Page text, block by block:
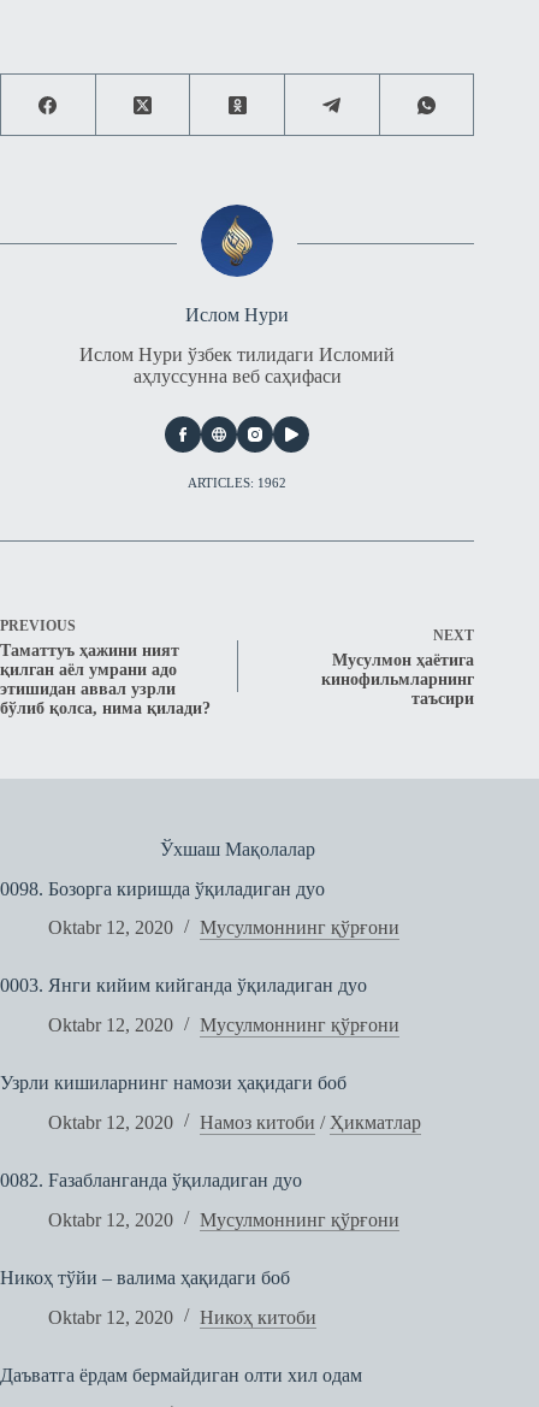
Ислом Нури
Ислом Нури ўзбек тилидаги Исломий
аҳлуссунна веб саҳифаси
ARTICLES: 1962
PREVIOUS
Таматтуъ ҳажини ният
қилган аёл умрани адо
этишидан аввал узрли
бўлиб қолса, нима қилади?
NEXT
Мусулмон ҳаётига
кинофильмларнинг
таъсири
Ўхшаш Мақолалар
0098. Бозорга киришда ўқиладиган дуо
Oktabr 12, 2020
Мусулмоннинг қўрғони
0003. Янги кийим кийганда ўқиладиган дуо
Oktabr 12, 2020
Мусулмоннинг қўрғони
Узрли кишиларнинг намози ҳақидаги боб
Oktabr 12, 2020
Намоз китоби / Ҳикматлар
0082. Fазабланганда ўқиладиган дуо
Oktabr 12, 2020
Мусулмоннинг қўрғони
Никоҳ тўйи – валима ҳақидаги боб
Oktabr 12, 2020
Никоҳ китоби
Даъватга ёрдам бермайдиган олти хил одам